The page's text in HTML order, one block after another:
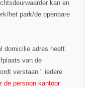
kan en
het park/de openbare
domicilie adres heeft
van de
verstaan " iedere
de persoon kantoor